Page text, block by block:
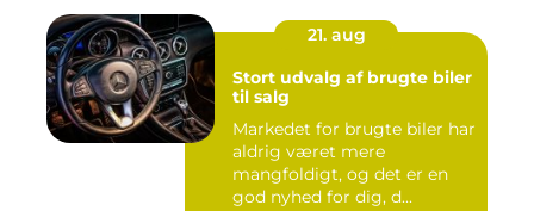
21. aug
Stort udvalg af brugte biler
til salg
Markedet for brugte biler har
aldrig været mere
mangfoldigt, og det er en
god nyhed for dig, d...